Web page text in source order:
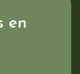
en